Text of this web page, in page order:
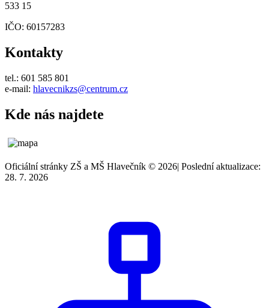
533 15
IČO: 60157283
Kontakty
tel.: 601 585 801
e-mail: hlavecnikzs@centrum.cz
Kde nás najdete
Oficiální stránky ZŠ a MŠ Hlavečník © 2026| Poslední aktualizace:
28. 7. 2026